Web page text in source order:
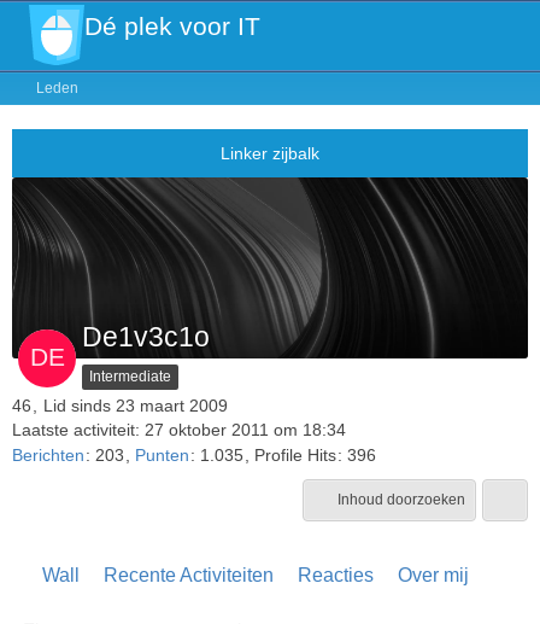
Dé plek voor IT
Leden
De1v3c1o
Intermediate
46
Lid sinds 23 maart 2009
Laatste activiteit: 27 oktober 2011 om 18:34
Berichten
203 Punten 1.035 Profile Hits 396
Inhoud doorzoeken
Wall Recente Activiteiten Reacties Over mij